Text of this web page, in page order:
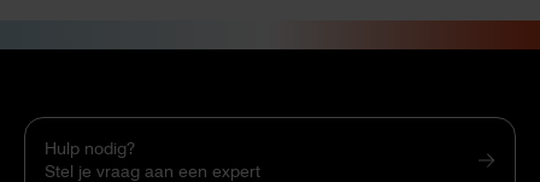
Hulp nodig?
Stel je vraag aan een expert